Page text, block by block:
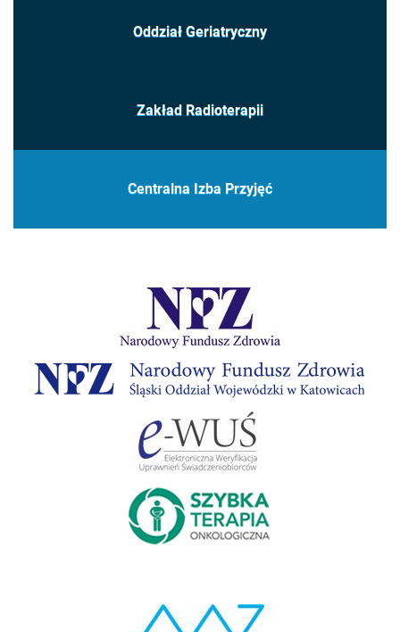
Oddział Geriatryczny
Zakład Radioterapii
Centralna Izba Przyjęć